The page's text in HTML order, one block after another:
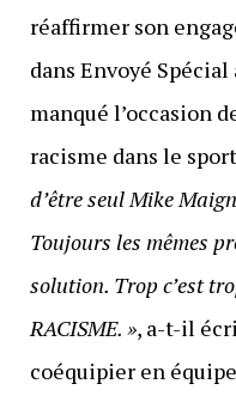
réaffirmer son
dans Envoyé Spécial
manqué l’occasion
racisme dans le
d’être seul Mike
Toujours les mêmes
solution. Trop c’est
RACISME. », a-t-il
coéquipier en